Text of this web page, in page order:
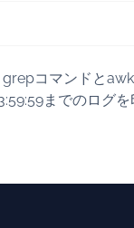
コマンドと
までのログ